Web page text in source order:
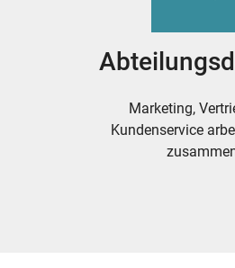
Marketing,
Kundenservice